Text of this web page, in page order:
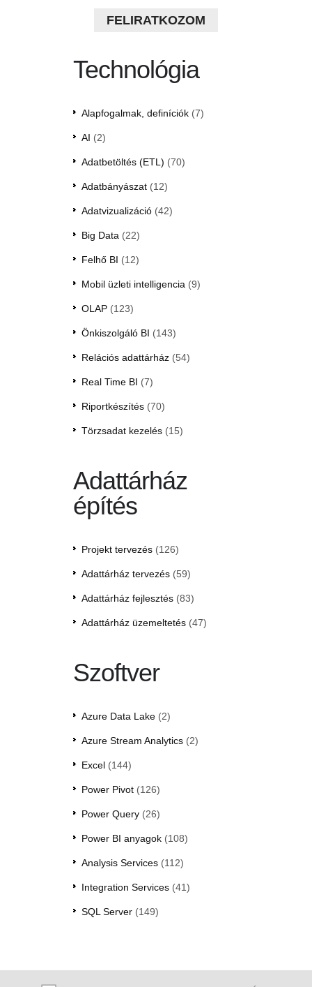
FELIRATKOZOM
Technológia
Alapfogalmak, definíciók(7)
AI (2)
Adatbetöltés (ETL) (70)
Adatbányászat(12)
Adatvizualizáció(42)
Big Data (22)
Felhő BI (12)
Mobil üzleti intelligencia (9)
OLAP(123)
Önkiszolgáló BI (143)
Relációs adattárház(54)
Real Time BI (7)
Riportkészítés(70)
Törzsadat kezelés(15)
Adattárház
építés
Projekt tervezés(126)
Adattárház tervezés(59)
Adattárház fejlesztés(83)
Adattárház üzemeltetés(47)
Szoftver
Azure Data Lake(2)
Azure Stream Analytics(2)
Excel(144)
Power Pivot(126)
Power Query(26)
Power BI anyagok(108)
Analysis Services(112)
Integration Services(41)
SQL Server(149)